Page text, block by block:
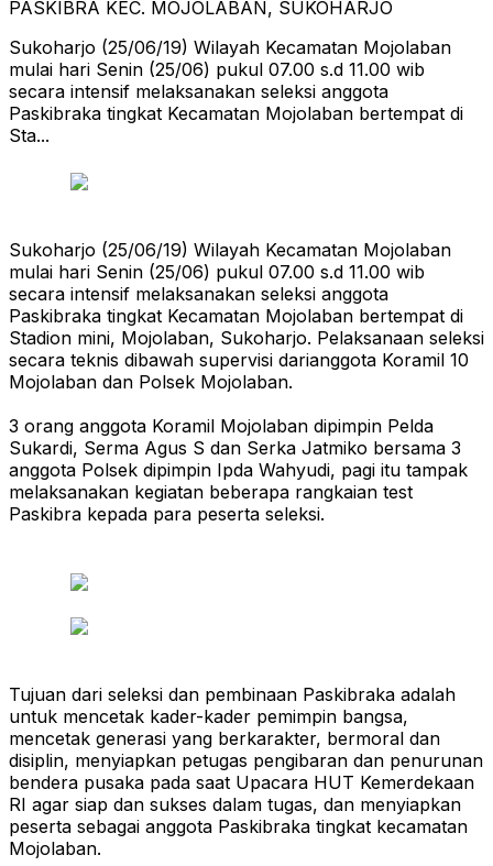
Sukoharjo (25/06/19) Wilayah Kecamatan Mojolaban
mulai hari Senin (25/06) pukul 07.00 s.d 11.00 wib
secara intensif melaksanakan seleksi anggota
Paskibraka tingkat Kecamatan Mojolaban bertempat di
Sta...
Sukoharjo (25/06/19) Wilayah Kecamatan Mojolaban
mulai hari Senin (25/06) pukul 07.00 s.d 11.00 wib
secara intensif melaksanakan seleksi anggota
Paskibraka tingkat Kecamatan Mojolaban bertempat di
Stadion mini, Mojolaban, Sukoharjo. Pelaksanaan seleksi
secara teknis dibawah supervisi darianggota Koramil 10
Mojolaban dan Polsek Mojolaban.
3 orang anggota Koramil Mojolaban dipimpin Pelda
Sukardi, Serma Agus S dan Serka Jatmiko bersama 3
anggota Polsek dipimpin Ipda Wahyudi, pagi itu tampak
melaksanakan kegiatan beberapa rangkaian test
Paskibra kepada para peserta seleksi.
Tujuan dari seleksi dan pembinaan Paskibraka adalah
untuk mencetak kader-kader pemimpin bangsa,
mencetak generasi yang berkarakter, bermoral dan
disiplin, menyiapkan petugas pengibaran dan penurunan
bendera pusaka pada saat Upacara HUT Kemerdekaan
RI agar siap dan sukses dalam tugas, dan menyiapkan
peserta sebagai anggota Paskibraka tingkat kecamatan
Mojolaban.